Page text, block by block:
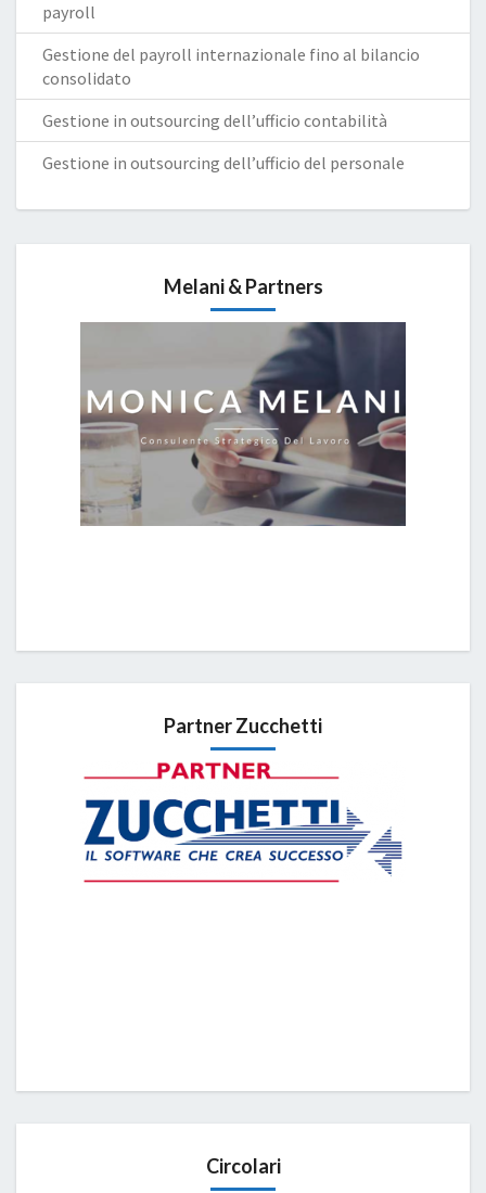
payroll
Gestione del payroll internazionale fino al bilancio
consolidato
Gestione in outsourcing dell’ufficio contabilità
Gestione in outsourcing dell’ufficio del personale
Melani & Partners
Partner Zucchetti
Circolari